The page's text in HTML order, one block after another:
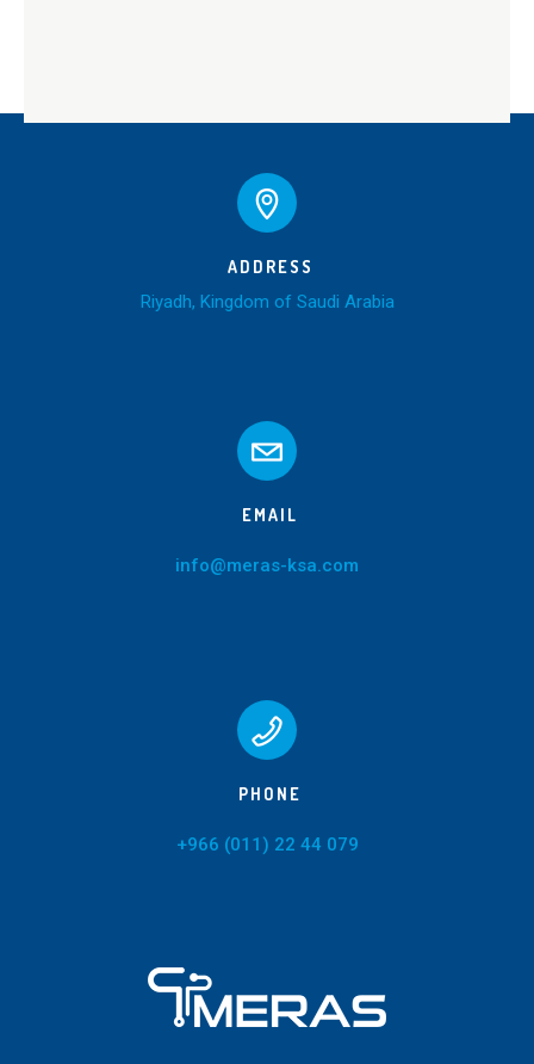
ADDRESS
Riyadh, Kingdom of Saudi Arabia
EMAIL
info@meras-ksa.com
PHONE
+966 (011) 22 44 079